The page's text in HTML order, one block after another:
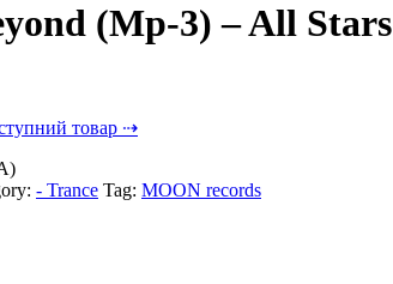
(Mp-3) – All Stars
товар ⇢
- Trance Tag: MOON records